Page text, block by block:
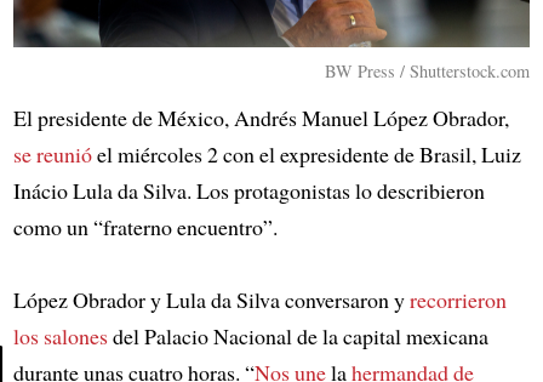
BW Press / Shutterstock.com
El presidente de México, Andrés Manuel López Obrador,
se reunióel miércoles 2 con el expresidente de Brasil, Luiz
Inácio Lula da Silva. Los protagonistas lo describieron
como un “fraterno encuentro”.
López Obrador y Lula da Silva conversaron yrecorrieron
los salonesdel Palacio Nacional de la capital mexicana
durante unas cuatro horas. “Nos unelahermandad de